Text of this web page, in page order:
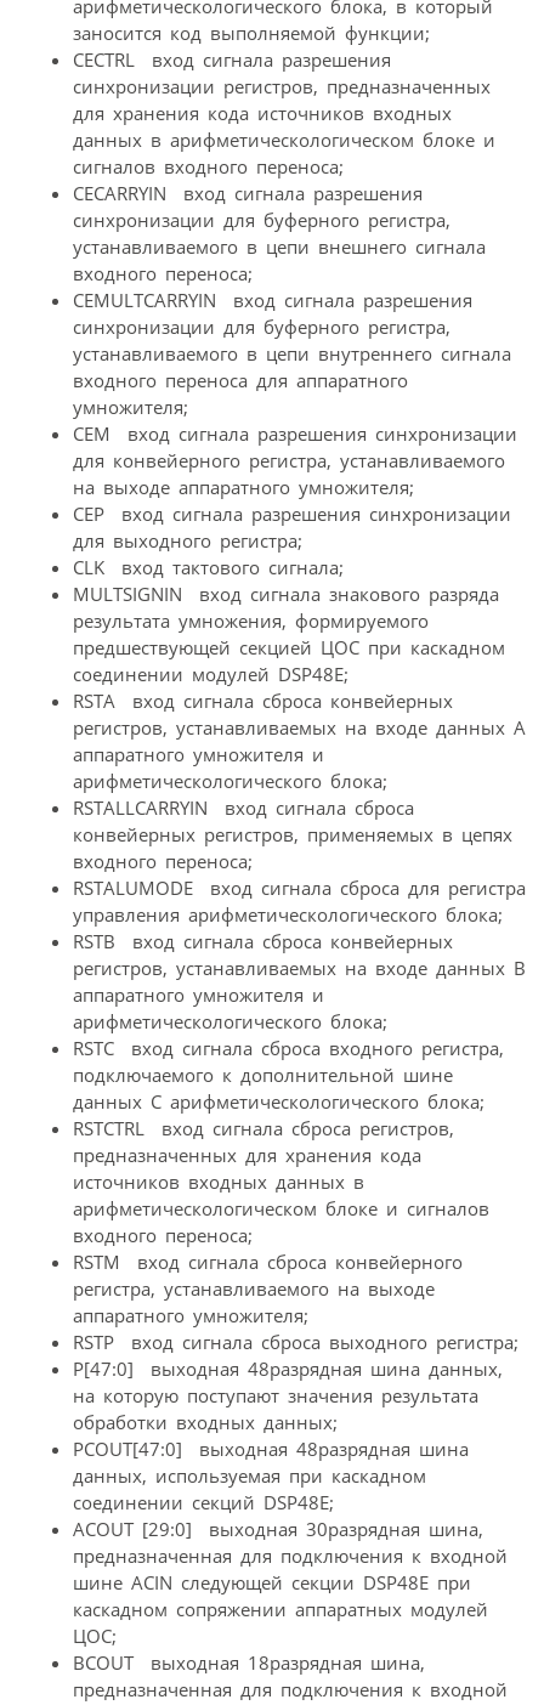
арифметическологического блока, в который
заносится код выполняемой функции;
CECTRL  вход сигнала разрешения
синхронизации регистров, предназначенных
для хранения кода источников входных
данных в арифметическологическом блоке и
сигналов входного переноса;
CECARRYIN  вход сигнала разрешения
синхронизации для буферного регистра,
устанавливаемого в цепи внешнего сигнала
входного переноса;
CEMULTCARRYIN  вход сигнала разрешения
синхронизации для буферного регистра,
устанавливаемого в цепи внутреннего сигнала
входного переноса для аппаратного
умножителя;
CEM  вход сигнала разрешения синхронизации
для конвейерного регистра, устанавливаемого
на выходе аппаратного умножителя;
CEP  вход сигнала разрешения синхронизации
для выходного регистра;
CLK  вход тактового сигнала;
MULTSIGNIN  вход сигнала знакового разряда
результата умножения, формируемого
предшествующей секцией ЦОС при каскадном
соединении модулей DSP48E;
RSTA  вход сигнала сброса конвейерных
регистров, устанавливаемых на входе данных A
аппаратного умножителя и
арифметическологического блока;
RSTALLCARRYIN  вход сигнала сброса
конвейерных регистров, применяемых в цепях
входного переноса;
RSTALUMODE  вход сигнала сброса для регистра
управления арифметическологического блока;
RSTB  вход сигнала сброса конвейерных
регистров, устанавливаемых на входе данных B
аппаратного умножителя и
арифметическологического блока;
RSTC  вход сигнала сброса входного регистра,
подключаемого к дополнительной шине
данных C арифметическологического блока;
RSTCTRL  вход сигнала сброса регистров,
предназначенных для хранения кода
источников входных данных в
арифметическологическом блоке и сигналов
входного переноса;
RSTM  вход сигнала сброса конвейерного
регистра, устанавливаемого на выходе
аппаратного умножителя;
RSTP  вход сигнала сброса выходного регистра;
P[47:0]  выходная 48разрядная шина данных,
на которую поступают значения результата
обработки входных данных;
PCOUT[47:0]  выходная 48разрядная шина
данных, используемая при каскадном
соединении секций DSP48E;
ACOUT [29:0]  выходная 30разрядная шина,
предназначенная для подключения к входной
шине ACIN следующей секции DSP48E при
каскадном сопряжении аппаратных модулей
ЦОС;
BCOUT  выходная 18разрядная шина,
предназначенная для подключения к входной